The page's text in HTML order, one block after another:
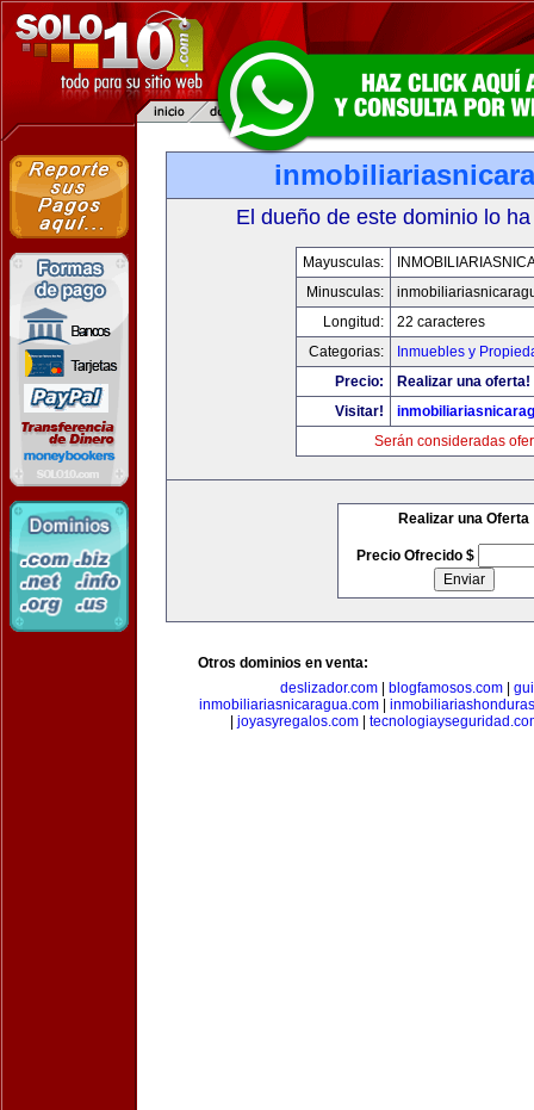
El dueño de este dominio lo
Mayusculas:
Minusculas:
Longitud:
22 caracteres
Categorias:
Inmuebles y
Precio:
Realizar una oferta!
Visitar!
Serán consideradas
Realizar una Oferta
Precio Ofrecido $
Otros dominios en venta:
deslizador.com| blogfamosos.com|
inmobiliariasnicaragua.com|
joyasyregalos.com